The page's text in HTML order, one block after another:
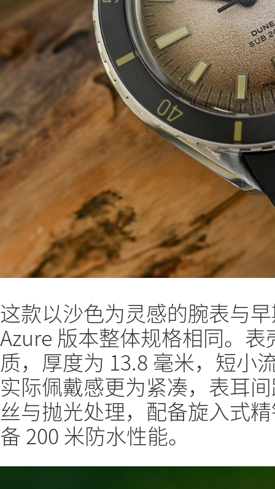
这款以沙色为灵感的腕表与
Azure 版本整体规格相同。
质，厚度为 13.8 毫米，短小
实际佩戴感更为紧凑，表耳
丝与抛光处理，配备旋入式
备 200 米防水性能。